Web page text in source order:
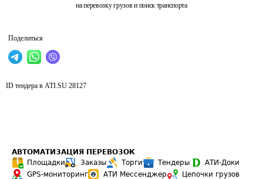
на перевозку грузов и поиск транспорта
Поделиться
ID тендера в ATI.SU 28127
АВТОМАТИЗАЦИЯ ПЕРЕВОЗОК
Площадки
Заказы Торги Тендеры
АТИ-Доки
GPS-мониторинг
АТИ Мессенджер
Цепочки грузов